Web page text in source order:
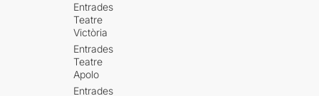
Entrades
Teatre
Victòria
Entrades
Teatre
Apolo
Entrades